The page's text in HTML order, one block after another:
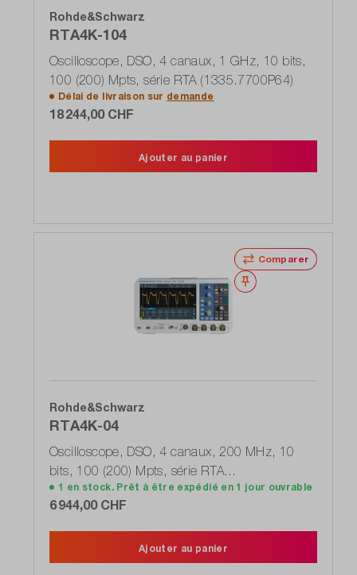
Rohde&Schwarz
RTA4K-104
Oscilloscope, DSO, 4 canaux, 1 GHz, 10 bits,
100 (200) Mpts, série RTA (1335.7700P64)
Délai de livraison sur demande
18 244,00 CHF
Ajouter au panier
Comparer
Noter
Rohde&Schwarz
RTA4K-04
Oscilloscope, DSO, 4 canaux, 200 MHz, 10
bits, 100 (200) Mpts, série RTA
(1335.7700P04)
1 en stock. Prêt à être expédié en 1 jour ouvrable
6 944,00 CHF
Ajouter au panier